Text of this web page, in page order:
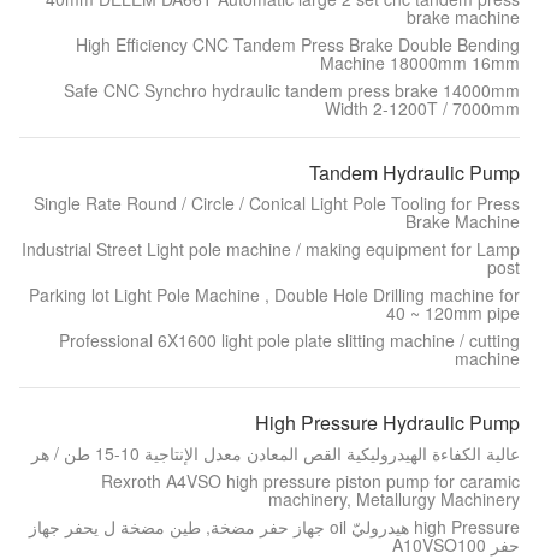
brake machine
High Efficiency CNC Tandem Press Brake Double Bending
Machine 18000mm 16mm
Safe CNC Synchro hydraulic tandem press brake 14000mm
Width 2-1200T / 7000mm
Tandem Hydraulic Pump
Single Rate Round / Circle / Conical Light Pole Tooling for Press
Brake Machine
Industrial Street Light pole machine / making equipment for Lamp
post
Parking lot Light Pole Machine , Double Hole Drilling machine for
40 ~ 120mm pipe
Professional 6X1600 light pole plate slitting machine / cutting
machine
High Pressure Hydraulic Pump
عالية الكفاءة الهيدروليكية القص المعادن معدل الإنتاجية 10-15 طن / هر
Rexroth A4VSO high pressure piston pump for caramic
machinery, Metallurgy Machinery
high Pressure هيدروليّ oil جهاز حفر مضخة, طين مضخة ل يحفر جهاز
حفر A10VSO100